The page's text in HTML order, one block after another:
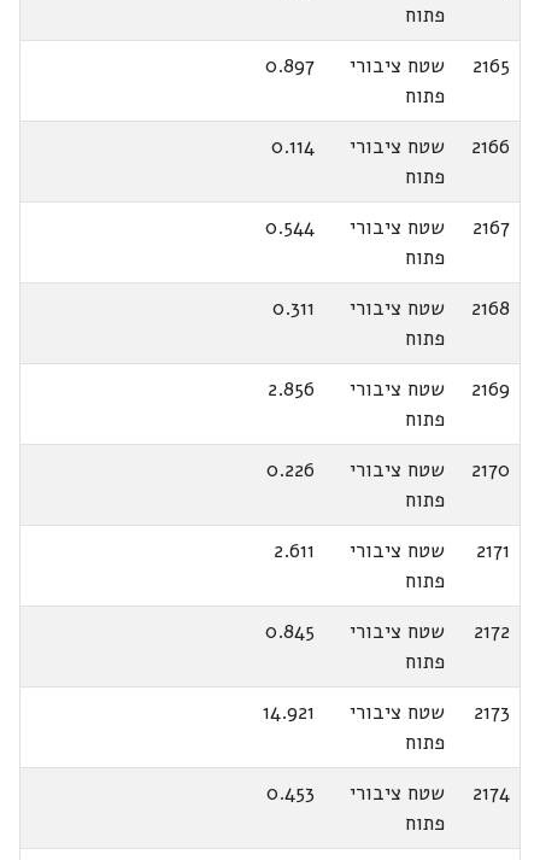
פתוח
2165
שטח ציבורי
פתוח
0.897
2166
שטח ציבורי
פתוח
0.114
2167
שטח ציבורי
פתוח
0.544
2168
שטח ציבורי
פתוח
0.311
2169
שטח ציבורי
פתוח
2.856
2170
שטח ציבורי
פתוח
0.226
2171
שטח ציבורי
פתוח
2.611
2172
שטח ציבורי
פתוח
0.845
2173
שטח ציבורי
פתוח
14.921
2174
שטח ציבורי
פתוח
0.453